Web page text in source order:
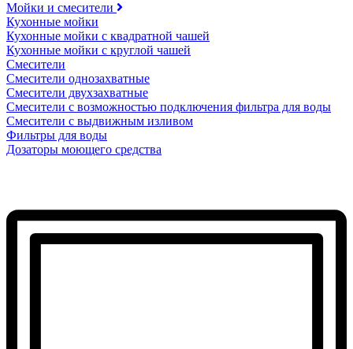
Мойки и смесители
Кухонные мойки
Кухонные мойки с квадратной чашей
Кухонные мойки с круглой чашей
Смесители
Смесители однозахватные
Смесители двухзахватные
Смесители с возможностью подключения фильтра для воды
Смесители с выдвижным изливом
Фильтры для воды
Дозаторы моющего средства